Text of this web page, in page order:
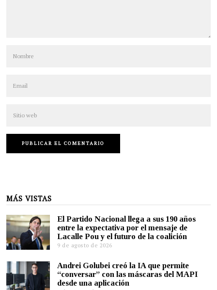
MÁS VISTAS
El Partido Nacional llega a sus 190 años
entre la expectativa por el mensaje de
Lacalle Pou y el futuro de la coalición
9 de agosto de 2026
Andrei Golubei creó la IA que permite
“conversar” con las máscaras del MAPI
desde una aplicación